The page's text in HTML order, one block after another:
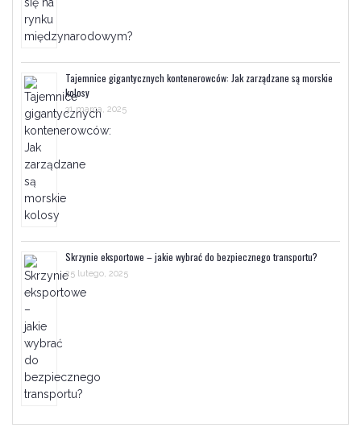
Tajemnice gigantycznych kontenerowców: Jak zarządzane są morskie
kolosy
31 marca, 2025
Skrzynie eksportowe – jakie wybrać do bezpiecznego transportu?
25 lutego, 2025